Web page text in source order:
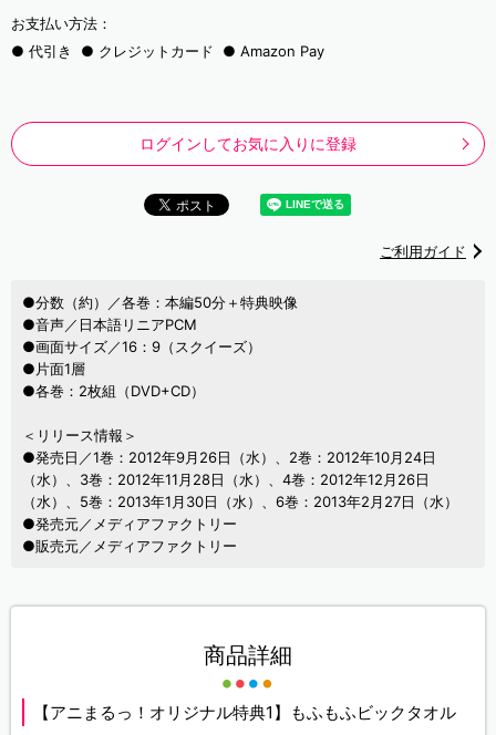
お支払い方法：
代引き
クレジットカード Amazon Pay
ログインしてお気に入りに登録
ご利用ガイド
●分数（約）／各巻：本編50分＋特典映像
●音声／日本語リニアPCM
●画面サイズ／16：9（スクイーズ）
●片面1層
●各巻：2枚組（DVD+CD）
＜リリース情報＞
●発売日／1巻：2012年9月26日（水）、2巻：2012年10月24日
（水）、3巻：2012年11月28日（水）、4巻：2012年12月26日
（水）、5巻：2013年1月30日（水）、6巻：2013年2月27日（水）
●発売元／メディアファクトリー
●販売元／メディアファクトリー
商品詳細
【アニまるっ！オリジナル特典1】もふもふビックタオル